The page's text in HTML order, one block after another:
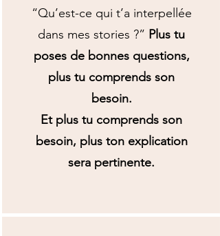
“Qu’est-ce qui t’a interpellée
dans mes stories ?” Plus tu
poses de bonnes questions,
plus tu comprends son
besoin.
Et plus tu comprends son
besoin, plus ton explication
sera pertinente.